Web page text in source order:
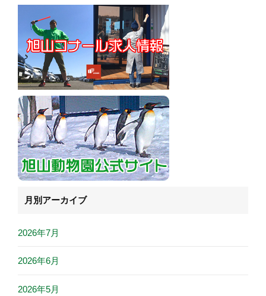
月別アーカイブ
2026年7月
2026年6月
2026年5月